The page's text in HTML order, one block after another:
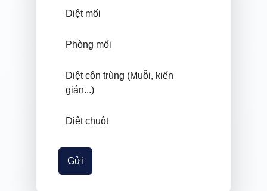
Diệt mối
Phòng mối
Diệt côn trùng (Muỗi, kiến
gián...)
Diệt chuột
Gửi